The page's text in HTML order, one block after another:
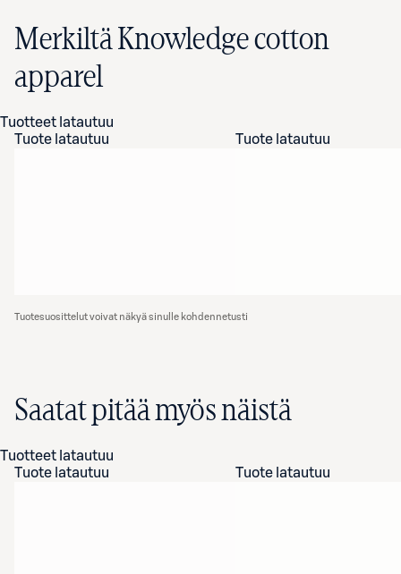
Merkiltä Knowledge cotton
apparel
Tuotteet latautuu
Tuote latautuu
Tuote latautuu
Tuotesuosittelut voivat näkyä sinulle kohdennetusti
Saatat pitää myös näistä
Tuotteet latautuu
Tuote latautuu
Tuote latautuu